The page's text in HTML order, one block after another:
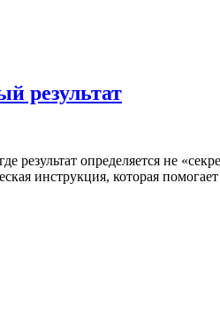
результат
определяется не
инструкция, которая